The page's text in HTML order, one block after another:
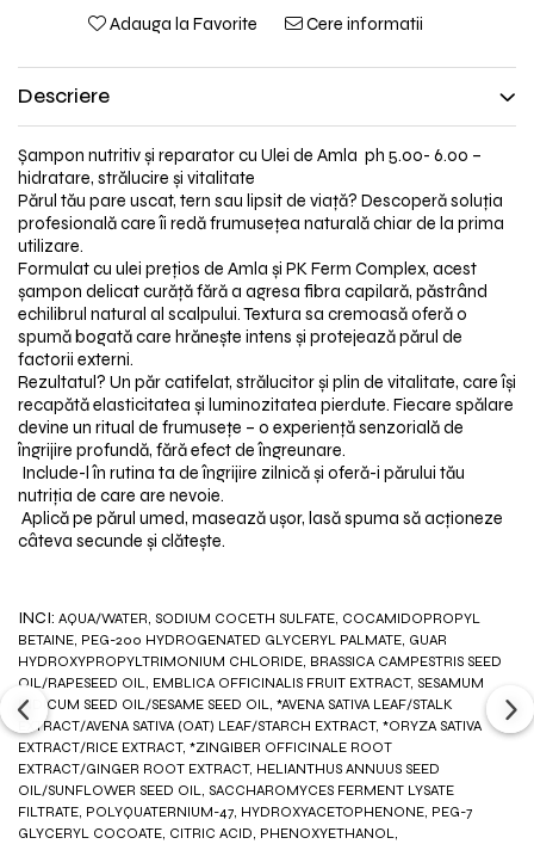
Adauga la Favorite Cere informatii
Descriere
Șampon nutritivși reparator cu Ulei de Amla ph 5.oo- 6.00 –
hidratare, strălucire și vitalitate
Părul tău pare uscat, tern sau lipsit de viață? Descoperăsoluția
profesională care îi redă frumusețea naturalăchiar de la prima
utilizare.
Formulat cu ulei prețios de Amla și PK Ferm Complex, acest
șampon delicat curățăfărăa agresa fibra capilară, păstrând
echilibrul natural al scalpului. Textura sa cremoasă oferă o
spumă bogată care hrănește intens și protejeazăpărul de
factorii externi.
Rezultatul? Un păr catifelat, strălucitorși plin de vitalitate, careîși
recapătăelasticitatea și luminozitatea pierdute. Fiecare spălare
devine un ritual de frumusețe – o experiențăsenzorialăde
îngrijire profundă, fărăefect deîngreunare.
Include-l în rutina ta de îngrijire zilnicăși oferă-i părului tău
nutriția de care are nevoie.
Aplică pe părul umed, masează ușor, lasăspuma săacționeze
câteva secunde și clătește.
INCI: AQUA/WATER, SODIUM COCETH SULFATE, COCAMIDOPROPYL
BETAINE, PEG-200 HYDROGENATED GLYCERYL PALMATE, GUAR
HYDROXYPROPYLTRIMONIUM CHLORIDE, BRASSICA CAMPESTRIS SEED
OIL/RAPESEED OIL, EMBLICA OFFICINALIS FRUIT EXTRACT, SESAMUM
INDICUM SEED OIL/SESAME SEED OIL, *AVENA SATIVA LEAF/STALK
EXTRACT/AVENA SATIVA (OAT) LEAF/STARCH EXTRACT, *ORYZA SATIVA
EXTRACT/RICE EXTRACT, *ZINGIBER OFFICINALE ROOT
EXTRACT/GINGER ROOT EXTRACT, HELIANTHUS ANNUUS SEED
OIL/SUNFLOWER SEED OIL, SACCHAROMYCES FERMENT LYSATE
FILTRATE, POLYQUATERNIUM-47, HYDROXYACETOPHENONE, PEG-7
GLYCERYL COCOATE, CITRIC ACID, PHENOXYETHANOL,